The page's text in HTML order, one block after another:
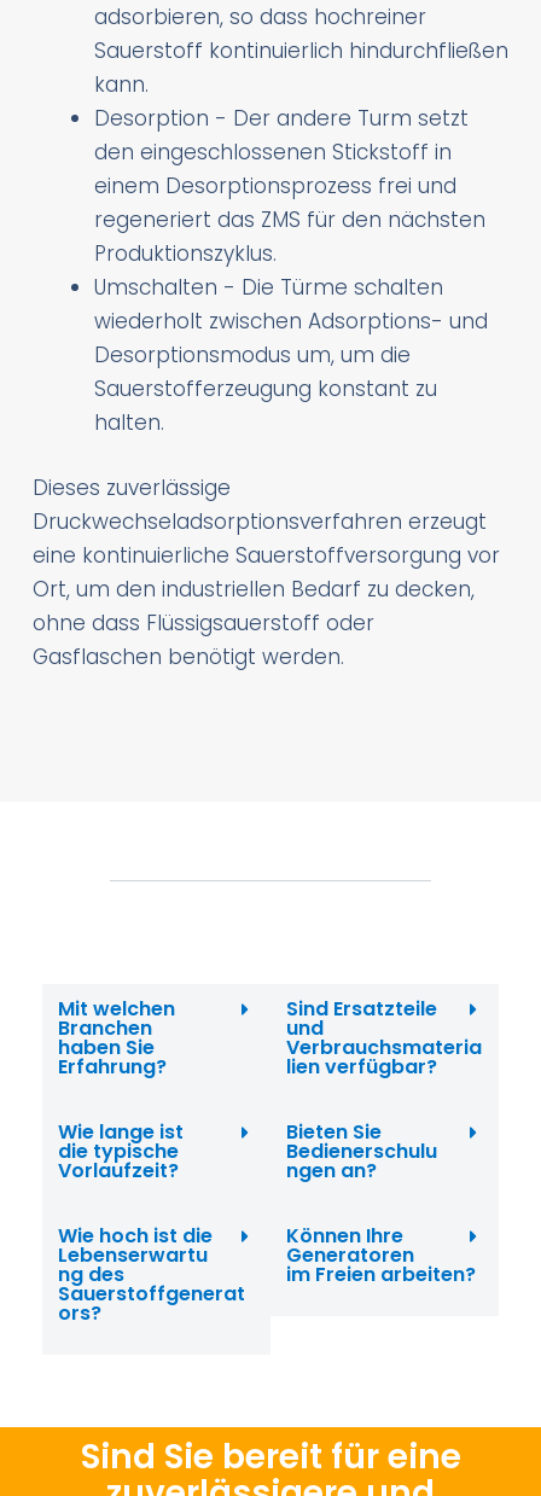
adsorbieren, so dass hochreiner
Sauerstoff kontinuierlich hindurchfließen
kann.
Desorption - Der andere Turm setzt
den eingeschlossenen Stickstoff in
einem Desorptionsprozess frei und
regeneriert das ZMS für den nächsten
Produktionszyklus.
Umschalten - Die Türme schalten
wiederholt zwischen Adsorptions- und
Desorptionsmodus um, um die
Sauerstofferzeugung konstant zu
halten.
Dieses zuverlässige
Druckwechseladsorptionsverfahren erzeugt
eine kontinuierliche Sauerstoffversorgung vor
Ort, um den industriellen Bedarf zu decken,
ohne dass Flüssigsauerstoff oder
Gasflaschen benötigt werden.
Mit welchen
Branchen
haben Sie
Erfahrung?
Wie lange ist
die typische
Vorlaufzeit?
Wie hoch ist die
Lebenserwartu
ng des
Sauerstoffgenerat
ors?
Sind Ersatzteile
und
Verbrauchsmateria
lien verfügbar?
Bieten Sie
Bedienerschulu
ngen an?
Können Ihre
Generatoren
im Freien arbeiten?
Sind Sie bereit für eine